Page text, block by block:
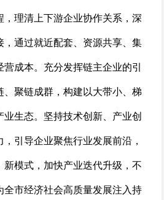
，理清上下游企业协作关系，深
，通过就近配套、资源共享、集
成本。充分发挥链主企业的引
、聚链成群，构建以大带小、梯
生态。坚持技术创新、产业创
引导企业聚焦行业发展前沿，
新模式，加快产业迭代升级，不
全市经济社会高质量发展注入持